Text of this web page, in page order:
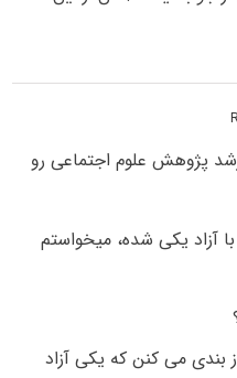
پژوهش علوم اجتماعی رو
آزاد یکی شده، میخواستم
بندی می کنن که یکی آزاد